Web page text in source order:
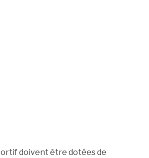
doivent être dotées de